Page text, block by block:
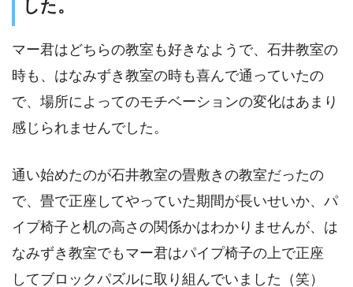
した。
マー君はどちらの教室も好きなようで、石井教室の
時も、はなみずき教室の時も喜んで通っていたの
で、場所によってのモチベーションの変化はあまり
感じられませんでした。
通い始めたのが石井教室の畳敷きの教室だったの
で、畳で正座してやっていた期間が長いせいか、パ
イプ椅子と机の高さの関係かはわかりませんが、は
なみずき教室でもマー君はパイプ椅子の上で正座
してブロックパズルに取り組んでいました（笑）